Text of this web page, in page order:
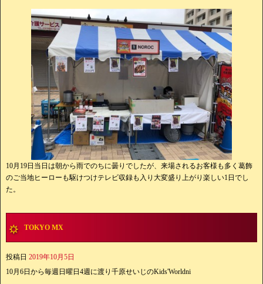
10月19日当日は朝から雨でのちに曇りでしたが、来場されるお客様も多く葛飾
のご当地ヒーローも駆けつけテレビ収録も入り大変盛り上がり楽しい1日でし
た。
TOKYO MX
投稿日 2019年10月5日
10月6日から毎週日曜日4週に渡り千原せいじのKids'Worldni